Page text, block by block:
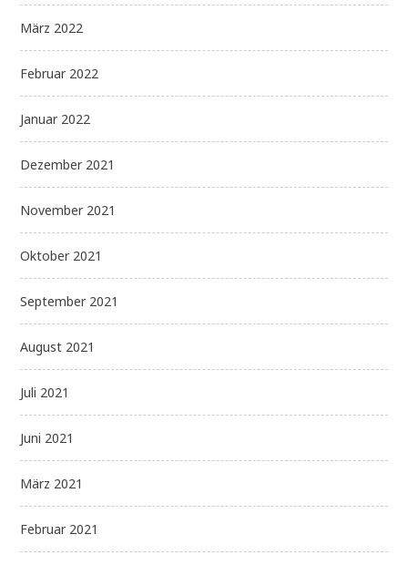
März 2022
Februar 2022
Januar 2022
Dezember 2021
November 2021
Oktober 2021
September 2021
August 2021
Juli 2021
Juni 2021
März 2021
Februar 2021